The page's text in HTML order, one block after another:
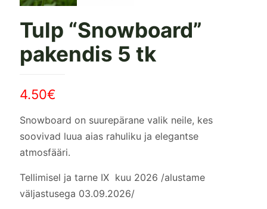
Tulp “Snowboard”
pakendis 5 tk
4.50€
Snowboard on suurepärane valik neile, kes
soovivad luua aias rahuliku ja elegantse
atmosfääri.
Tellimisel ja tarne IX kuu 2026 /alustame
väljastusega 03.09.2026/